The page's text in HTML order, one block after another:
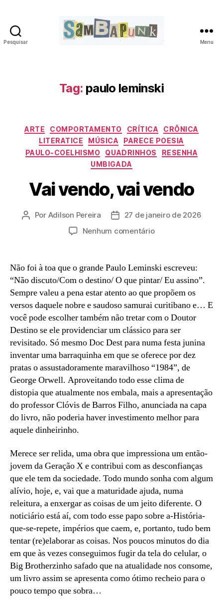
Pesquisar Menu
Tag: paulo leminski
Categorias
ARTE COMPORTAMENTO CRÍTICA
CRÔNICA
LITERATICE
MÚSICA
PARECE POESIA
PAULO-COELHISMO
QUADRINHOS
RESENHA
UMBIGADA
Vai vendo, vai vendo
Autor
Por Adilson Pereira
Data27 de janeiro de 2026
Nenhum comentárioem
vai
Não foi à toa que o grande Paulo Leminski escreveu:
“Não discuto/Com o destino/ O que pintar/ Eu assino”.
Sempre valeu a pena estar atento ao que propõem os
versos daquele nobre e saudoso samurai curitibano e… E
você pode escolher também não tretar com o Doutor
Destino se ele providenciar um clássico para ser
revisitado. Só mesmo Doc Dest para numa festa junina
inventar uma barraquinha em que se oferece por dez
pratas o assustadoramente maravilhoso “1984”, de
George Orwell. Aproveitando todo esse clima de
distopia que atualmente nos embala, mais a apresentação
do professor Clóvis de Barros Filho, anunciada na capa
do livro, não poderia haver investimento melhor para
aquele dinheirinho.
Merece ser relida, uma obra que impressiona um então-
jovem da Geração X e contribui com as desconfianças
que ele tem da sociedade. Todo mundo sonha com algum
alívio, hoje, e, vai que a maturidade ajuda, numa
releitura, a enxergar as coisas de um jeito diferente. O
noticiário está aí, com todo esse papo sobre a-História-
que-se-repete, impérios que caem, e, portanto, tudo bem
tentar (re)elaborar as coisas. Nos poucos minutos do dia
em que às vezes conseguimos fugir da tela do celular, o
Big Brotherzinho safado que na atualidade nos consome,
um livro assim se apresenta como ótimo recheio para o
pouco tempo que sobra…